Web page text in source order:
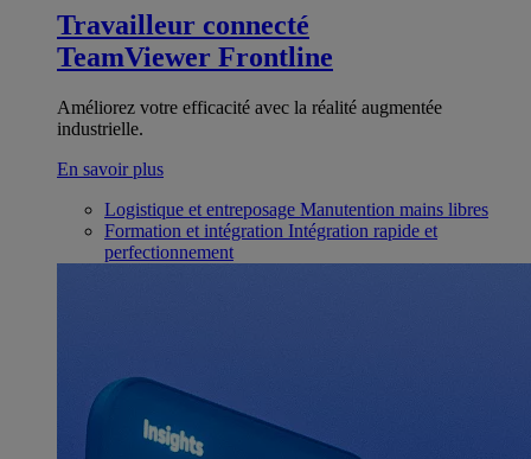
Travailleur connecté
TeamViewer Frontline
Améliorez votre efficacité avec la réalité augmentée
industrielle.
En savoir plus
Logistique et entreposage Manutention mains libres
Formation et intégration Intégration rapide et
perfectionnement